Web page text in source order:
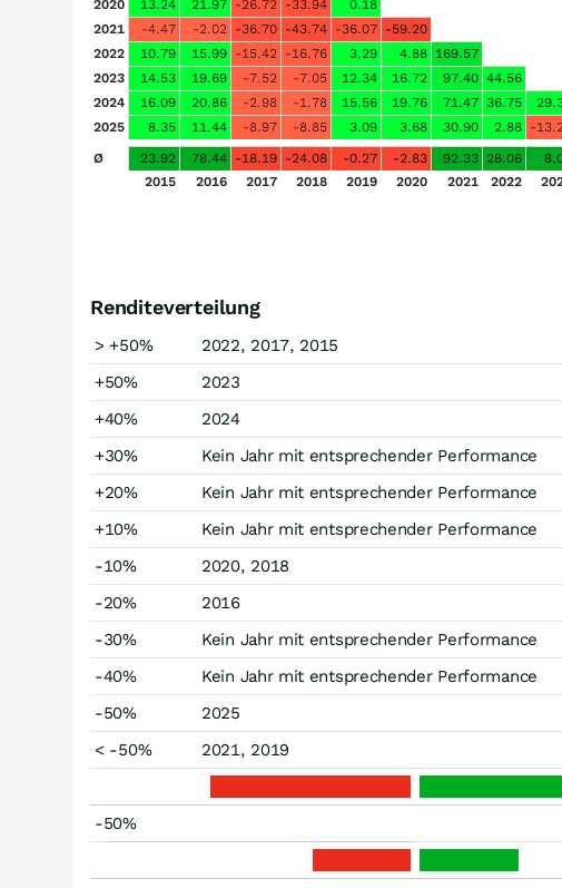
2020
13.24 21.97 -26.72 -33.94
0.18
2021
-4.47 -2.02 -36.70 -43.74 -36.07 -59.20
2022
10.79 15.99 -15.42 -16.76 3.29 4.88 169.57
2023
14.53 19.69 -7.52 -7.05 12.34 16.72 97.40 44.56
2024
16.09 20.86 -2.98 -1.78 15.56 19.76 71.47 36.75
2025
8.35 11.44 -8.97 -8.85 3.09 3.68 30.90 2.88 -
Ø
23.92 78.44 -18.19 -24.08 -0.27 -2.83 92.33 28.06
2015
2016 2017 2018 2019 2020 2021 2022
Renditeverteilung
> +50%
2022, 2017, 2015
+50%
2023
+40%
2024
+30%
Kein Jahr mit entsprechender Performance
+20%
Kein Jahr mit entsprechender Performance
+10%
Kein Jahr mit entsprechender Performance
-10%
2020, 2018
-20%
2016
-30%
Kein Jahr mit entsprechender Performance
-40%
Kein Jahr mit entsprechender Performance
-50%
2025
< -50%
2021, 2019
-50%